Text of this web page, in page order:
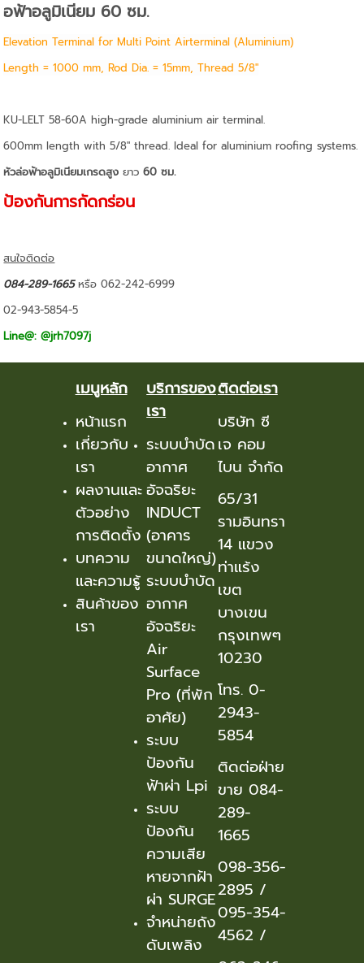
อฟ้าอลูมิเนียม 60 ซม.
Elevation Terminal for Multi Point Airterminal (Aluminium)
Length = 1000 mm, Rod Dia. = 15mm, Thread 5/8"
KU-LELT 58-60A high-grade aluminium air terminal.
600mm length with 5/8" thread. Ideal for aluminium roofing systems.
หัวล่อฟ้าอลูมิเนียมเกรดสูง ยาว60 ซม.
ป้องกันการกัดกร่อน
สนใจติดต่อ
084-289-1665หรือ 062-242-6999
02-943-5854-5
Line@: @jrh7097j
เมนูหลัก
หน้าแรก
เกี่ยวกับ
เรา
ผลงานและ
ตัวอย่าง
การติดตั้ง
บทความ
และความรู้
สินค้าของ
เรา
บริการของ
เรา
ระบบบำบัด
อากาศ
อัจฉริยะ
INDUCT
(อาคาร
ขนาดใหญ่)
ระบบบำบัด
อากาศ
อัจฉริยะ
Air
Surface
Pro (ที่พัก
อาศัย)
ระบบ
ป้องกัน
ฟ้าผ่า Lpi
ระบบ
ป้องกัน
ความเสีย
หายจากฝ้า
ผ่า SURGE
จำหน่ายถัง
ดับเพลิง
ติดต่อเรา
บริษัท ซี
เจ คอม
ไบน จำกัด
65/31
รามอินทรา
14 แขวง
ท่าแร้ง
เขต
บางเขน
กรุงเทพๆ
10230
โทร. 0-
2943-
5854
ติดต่อฝ่าย
ขาย 084-
289-
1665
098-356-
2895 /
095-354-
4562 /